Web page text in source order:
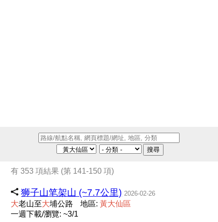
搜尋
有 353 項結果 (第 141-150 項)
狮子山笔架山 (~7.7公里) 2026-02-26
大老山至大埔公路 地區:黃大仙區
一週下載/瀏覽: ~3/1